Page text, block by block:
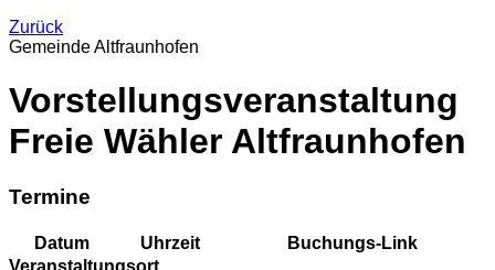
Zurück
Gemeinde Altfraunhofen
Vorstellungsveranstaltung
Freie Wähler Altfraunhofen
Termine
Datum Uhrzeit
Buchungs-Link
Veranstaltungsort